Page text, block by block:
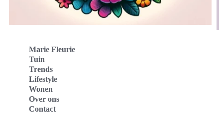
Marie Fleurie
Tuin
Trends
Lifestyle
Wonen
Over ons
Contact